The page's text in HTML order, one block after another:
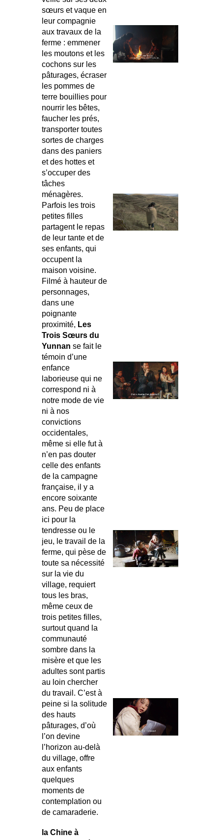
sœurs et vaque en
leur compagnie
aux travaux de la
ferme : emmener
les moutons et les
cochons sur les
pâturages, écraser
les pommes de
terre bouillies pour
nourrir les bêtes,
faucher les prés,
transporter toutes
sortes de charges
dans des paniers
et des hottes et
s’occuper des
tâches
ménagères.
Parfois les trois
petites filles
partagent le repas
de leur tante et de
ses enfants, qui
occupent la
maison voisine.
Filmé à hauteur de
personnages,
dans une
poignante
proximité, Les
Trois Sœurs du
Yunnan se fait le
témoin d’une
enfance
laborieuse qui ne
correspond ni à
notre mode de vie
ni à nos
convictions
occidentales,
même si elle fut à
n’en pas douter
celle des enfants
de la campagne
française, il y a
encore soixante
ans. Peu de place
ici pour la
tendresse ou le
jeu, le travail de la
ferme, qui pèse de
toute sa nécessité
sur la vie du
village, requiert
tous les bras,
même ceux de
trois petites filles,
surtout quand la
communauté
sombre dans la
misère et que les
adultes sont partis
au loin chercher
du travail. C’est à
peine si la solitude
des hauts
pâturages, d’où
l’on devine
l’horizon au-delà
du village, offre
aux enfants
quelques
moments de
contemplation ou
de camaraderie.
la Chine à